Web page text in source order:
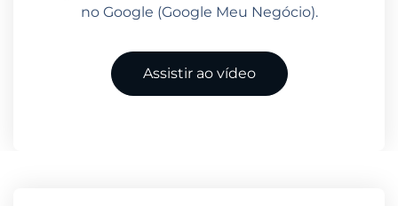
no Google (Google Meu Negócio).
Assistir ao vídeo